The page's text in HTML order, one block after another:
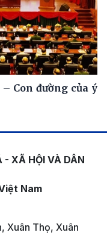
đường của ý
- XÃ HỘI VÀ DÂN
Nam
Xuân Thọ, Xuân